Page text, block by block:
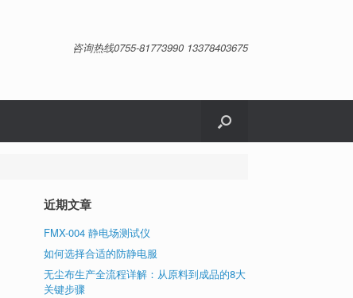
咨询热线0755-81773990 13378403675
近期文章
FMX-004 静电场测试仪
如何选择合适的防静电服
无尘布生产全流程详解：从原料到成品的8大
关键步骤